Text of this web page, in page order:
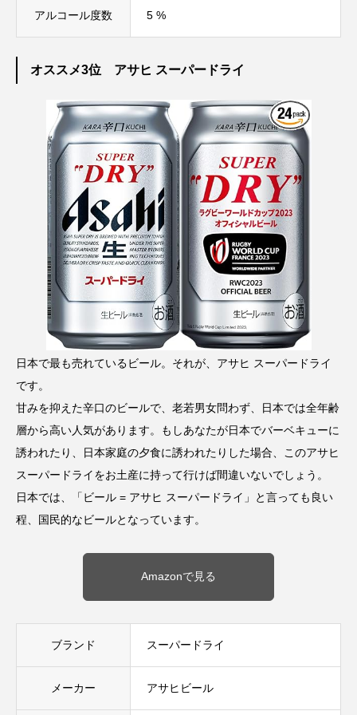
アルコール度数 5 %
オススメ3位 アサヒ スーパードライ
日本で最も売れているビール。それが、アサヒ スーパードライ
です。
甘みを抑えた辛口のビールで、老若男女問わず、日本では全年齢
層から高い人気があります。もしあなたが日本でバーベキューに
誘われたり、日本家庭の夕食に誘われたりした場合、このアサヒ
スーパードライをお土産に持って行けば間違いないでしょう。
日本では、「ビール = アサヒ スーパードライ」と言っても良い
程、国民的なビールとなっています。
Amazonで見る
ブランド スーパードライ
メーカー アサヒビール